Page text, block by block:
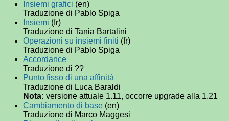
Insiemi grafici (en)
Traduzione di Pablo Spiga
Insiemi (fr)
Traduzione di Tania Bartalini
Operazioni su insiemi finiti (fr)
Traduzione di Pablo Spiga
Accordance
Traduzione di ??
Punto fisso di una affinità
Traduzione di Luca Baraldi
Nota: versione attuale 1.11, occorre upgrade alla 1.21
Cambiamento di base (en)
Traduzione di Marco Maggesi